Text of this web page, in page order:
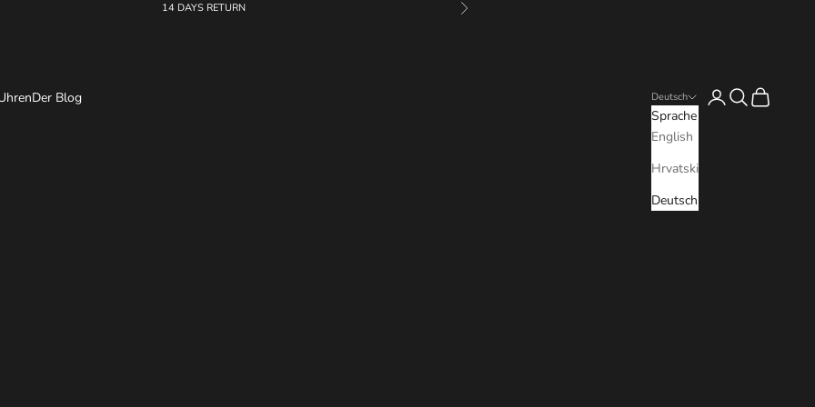
14 DAYS RETURN Vor
Der Blog Deutsch
Sprache
English
Hrvatski
Deutsch
Anmelden
SuchenWarenkorb